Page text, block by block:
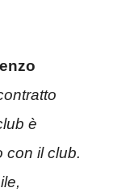
è
con il club.